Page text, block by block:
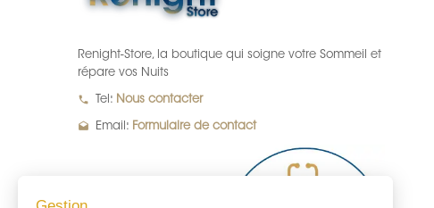
Renight-Store, la boutique qui soigne votre Sommeil et
répare vos Nuits
local_phone Tel: Nous contacter
drafts Email: Formulaire de contact